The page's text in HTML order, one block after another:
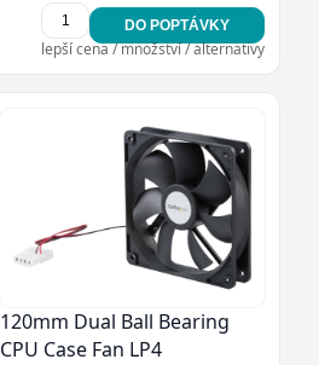
DO POPTÁVKY
lepší cena / množství / alternativy
120mm Dual Ball Bearing
CPU Case Fan LP4